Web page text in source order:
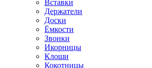
Вставки
Держатели
Доски
Ёмкости
Звонки
Икорницы
Клоши
Кокотницы